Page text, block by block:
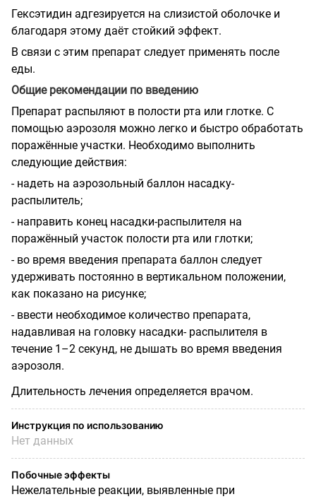
Гексэтидин адгезируется на слизистой оболочке и
благодаря этому даёт стойкий эффект.
В связи с этим препарат следует применять после
еды.
Общие рекомендации по введению
Препарат распыляют в полости рта или глотке. С
помощью аэрозоля можно легко и быстро обработать
поражённые участки. Необходимо выполнить
следующие действия:
- надеть на аэрозольный баллон насадку-
распылитель;
- направить конец насадки-распылителя на
поражённый участок полости рта или глотки;
- во время введения препарата баллон следует
удерживать постоянно в вертикальном положении,
как показано на рисунке;
- ввести необходимое количество препарата,
надавливая на головку насадки- распылителя в
течение 1–2 секунд, не дышать во время введения
аэрозоля.
Длительность лечения определяется врачом.
Инструкция по использованию
Нет данных
Побочные эффекты
Нежелательные реакции, выявленные при